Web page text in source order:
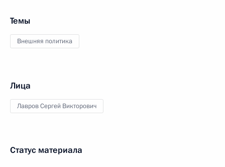
Темы
Внешняя политика
Лица
Лавров Сергей Викторович
Статус материала